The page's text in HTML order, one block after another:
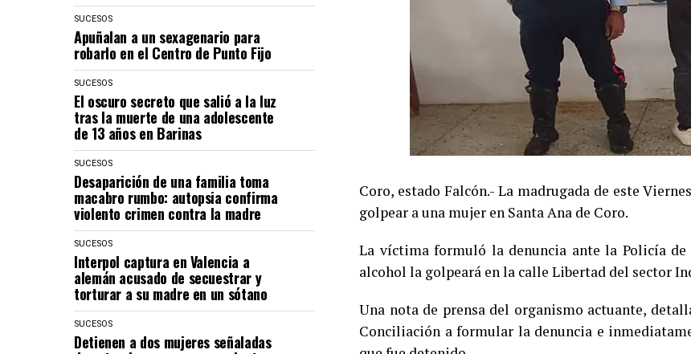
SUCESOS
Apuñalan a un sexagenario para
robarlo en el Centro de Punto Fijo
SUCESOS
El oscuro secreto que salió a la luz
tras la muerte de una adolescente
de 13 años en Barinas
SUCESOS
Desaparición de una familia toma
macabro rumbo: autopsia confirma
violento crimen contra la madre
SUCESOS
Interpol captura en Valencia a
alemán acusado de secuestrar y
torturar a su madre en un sótano
SUCESOS
Detienen a dos mujeres señaladas
Coro, estado Falcón.- La madrugada de este
golpear a una mujer en Santa Ana de Coro.
La víctima formuló la denuncia ante la Policía
alcohol la golpeará en la calle Libertad del sector
Una nota de prensa del organismo actuante,
Conciliación a formular la denuncia e